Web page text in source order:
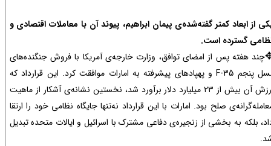
از ابعاد کمتر گفته‌شده‌ی پیمان ابراهیم، پیوند آن با معاملات اقتصادی و
گسترده است.
چند هفته پس از امضای توافق، وزارت خارجه‌ی آمریکا با فروش جنگنده‌های
نسل پنجم F-35 و پهپادهای پیشرفته به امارات موافقت کرد. این قرارداد که
ارزش آن بیش از ۲۳ میلیارد دلار برآورد شد، نخستین نشانه‌ی آشکار از ماهیت
صلح بود. امارات با این قرارداد نه‌تنها جایگاه نظامی خود را ارتقا
بلکه به بخشی از زنجیره‌ی دفاعی مشترک با اسرائیل و ایالات متحده تبدیل